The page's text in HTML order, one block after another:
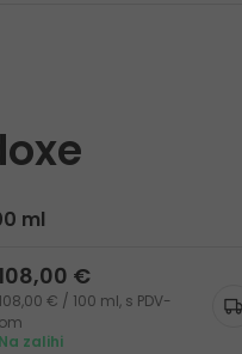
ml
€
108,00 € / 100 ml, s PDV-
om
Na zalihi